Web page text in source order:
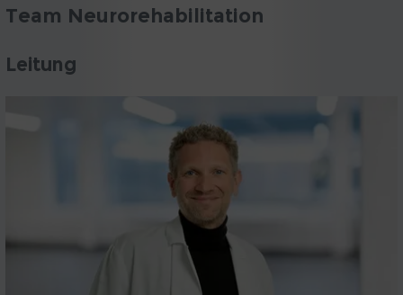
Team Neurorehabilitation
Leitung